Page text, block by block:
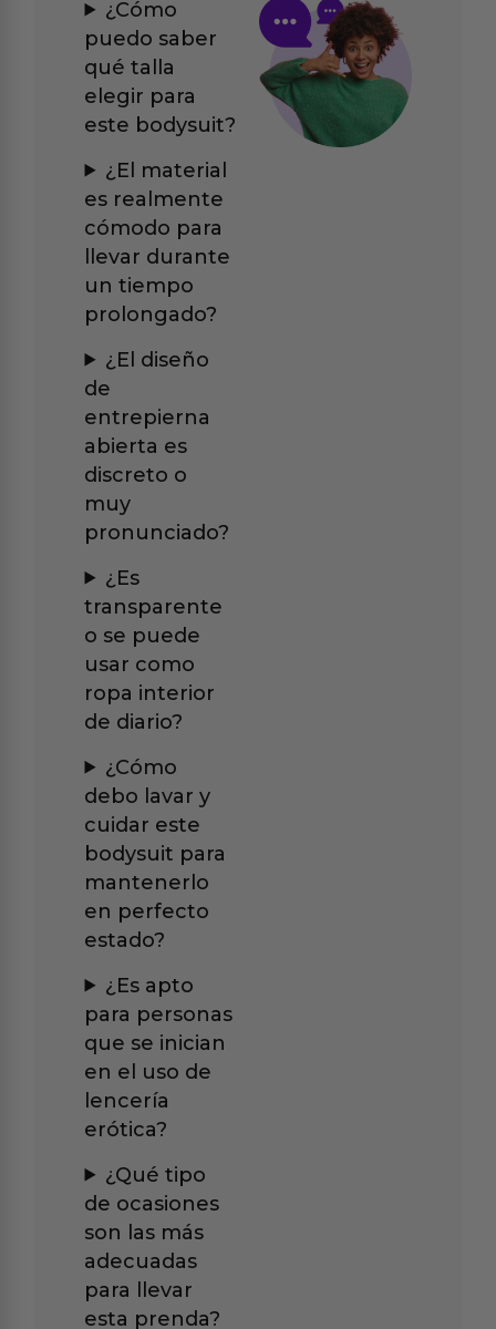
¿Cómo
puedo saber
qué talla
elegir para
este bodysuit?
¿El material
es realmente
cómodo para
llevar durante
un tiempo
prolongado?
¿El diseño
de
entrepierna
abierta es
discreto o
muy
pronunciado?
¿Es
transparente
o se puede
usar como
ropa interior
de diario?
¿Cómo
debo lavar y
cuidar este
bodysuit para
mantenerlo
en perfecto
estado?
¿Es apto
para personas
que se inician
en el uso de
lencería
erótica?
¿Qué tipo
de ocasiones
son las más
adecuadas
para llevar
esta prenda?